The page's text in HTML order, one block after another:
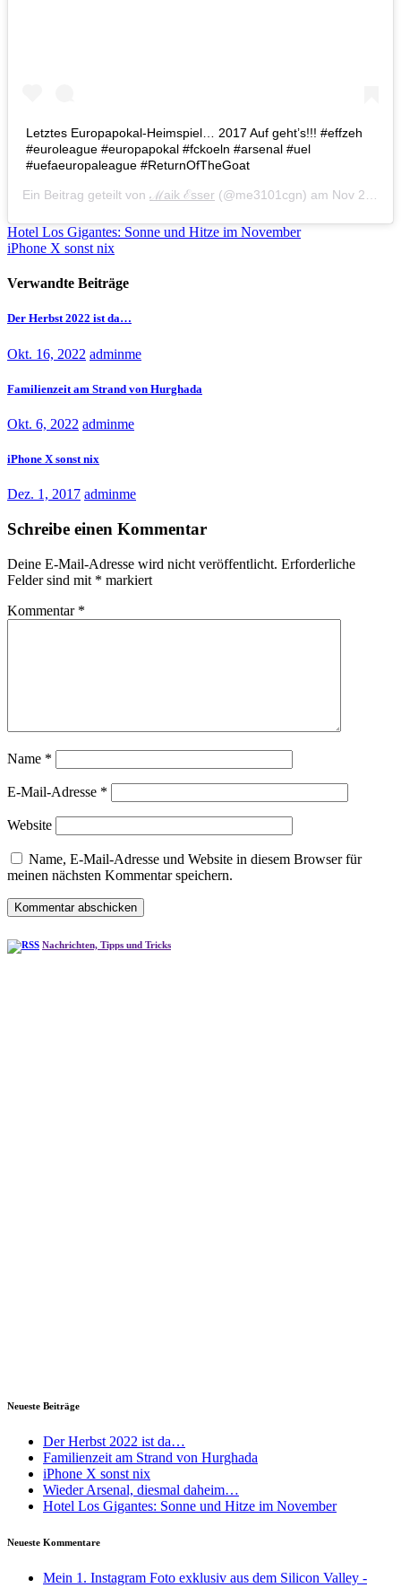
Letztes Europapokal-Heimspiel… 2017 Auf geht’s!!! #effzeh
#euroleague #europapokal #fckoeln #arsenal #uel
#uefaeuropaleague #ReturnOfTheGoat
Ein Beitrag geteilt von ℳaik ℰsser (@me3101cgn) am Nov 23, 2017 um 7:39 PST
Beitragsnavigation
Hotel Los Gigantes: Sonne und Hitze im November
iPhone X sonst nix
Verwandte Beiträge
Der Herbst 2022 ist da…
Okt. 16, 2022 adminme
Familienzeit am Strand von Hurghada
Okt. 6, 2022 adminme
iPhone X sonst nix
Dez. 1, 2017 adminme
Schreibe einen Kommentar
Deine E-Mail-Adresse wird nicht veröffentlicht. Erforderliche
Felder sind mit * markiert
Kommentar *
Name *
E-Mail-Adresse *
Website
Name, E-Mail-Adresse und Website in diesem Browser für
meinen nächsten Kommentar speichern.
Nachrichten, Tipps und Tricks
Neueste Beiträge
Der Herbst 2022 ist da…
Familienzeit am Strand von Hurghada
iPhone X sonst nix
Wieder Arsenal, diesmal daheim…
Hotel Los Gigantes: Sonne und Hitze im November
Neueste Kommentare
Mein 1. Instagram Foto exklusiv aus dem Silicon Valley -